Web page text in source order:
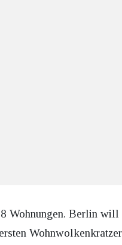
Wohnungen. Berlin will
Wohnwolkenkratzer